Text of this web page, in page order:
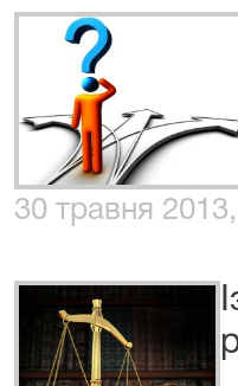
30 травня